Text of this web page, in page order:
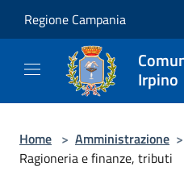
Regione Campania
Irpino
Home > Amministrazione >
Ragioneria e finanze, tributi